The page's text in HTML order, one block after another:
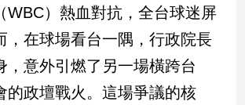
WBC）熱血對抗，全台球迷屏
，在球場看台一隅，行政院長
，意外引燃了另一場橫跨台
的政壇戰火。這場爭議的核